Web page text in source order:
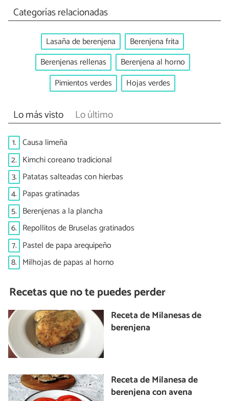
Categorías relacionadas
Lasaña de berenjena
Berenjena frita
Berenjenas rellenas
Berenjena al horno
Pimientos verdes
Hojas verdes
Lo más visto Lo último
1. Causa limeña
2. Kimchi coreano tradicional
3. Patatas salteadas con hierbas
4. Papas gratinadas
5. Berenjenas a la plancha
6. Repollitos de Bruselas gratinados
7. Pastel de papa arequipeño
8. Milhojas de papas al horno
Recetas que no te puedes perder
Receta de Milanesas de
berenjena
Receta de Milanesa de
berenjena con avena